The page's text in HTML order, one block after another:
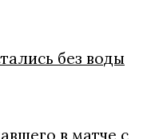
без воды